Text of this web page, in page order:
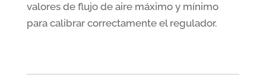
valores de flujo de aire máximo y mínimo
para calibrar correctamente el regulador.